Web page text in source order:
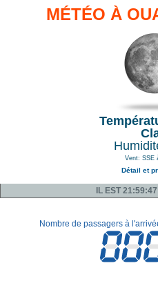
MÉTÉO À
Vent: SSE
Détail et
IL EST
Nombre de passagers à